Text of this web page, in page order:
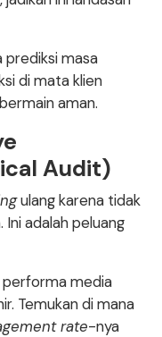
prediksi masa
di mata klien
aman.
Audit)
ulang karena tidak
adalah peluang
performa media
Temukan di mana
rate-nya